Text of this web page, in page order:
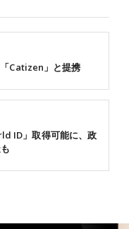
ID」取得可能に、政
Catizen」と提携